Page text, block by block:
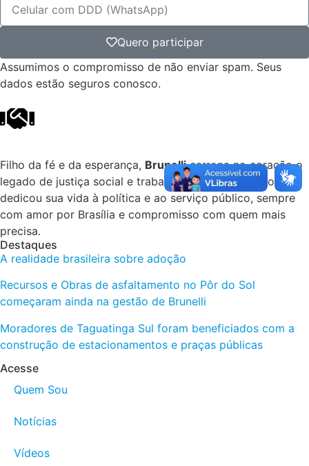
Quero participar
Assumimos o compromisso de não enviar spam. Seus
dados estão seguros conosco.
Filho da fé e da esperança, Brunellicarrega no coração o
legado de justiça social e trabalho. Atuante desde jovem,
dedicou sua vida à política e ao serviço público, sempre
com amor por Brasília e compromisso com quem mais
precisa.
Destaques
A realidade brasileira sobre adoção
Recursos e Obras de asfaltamento no Pôr do Sol
começaram ainda na gestão de Brunelli
Moradores de Taguatinga Sul foram beneficiados com a
construção de estacionamentos e praças públicas
Acesse
Quem Sou
Notícias
Vídeos